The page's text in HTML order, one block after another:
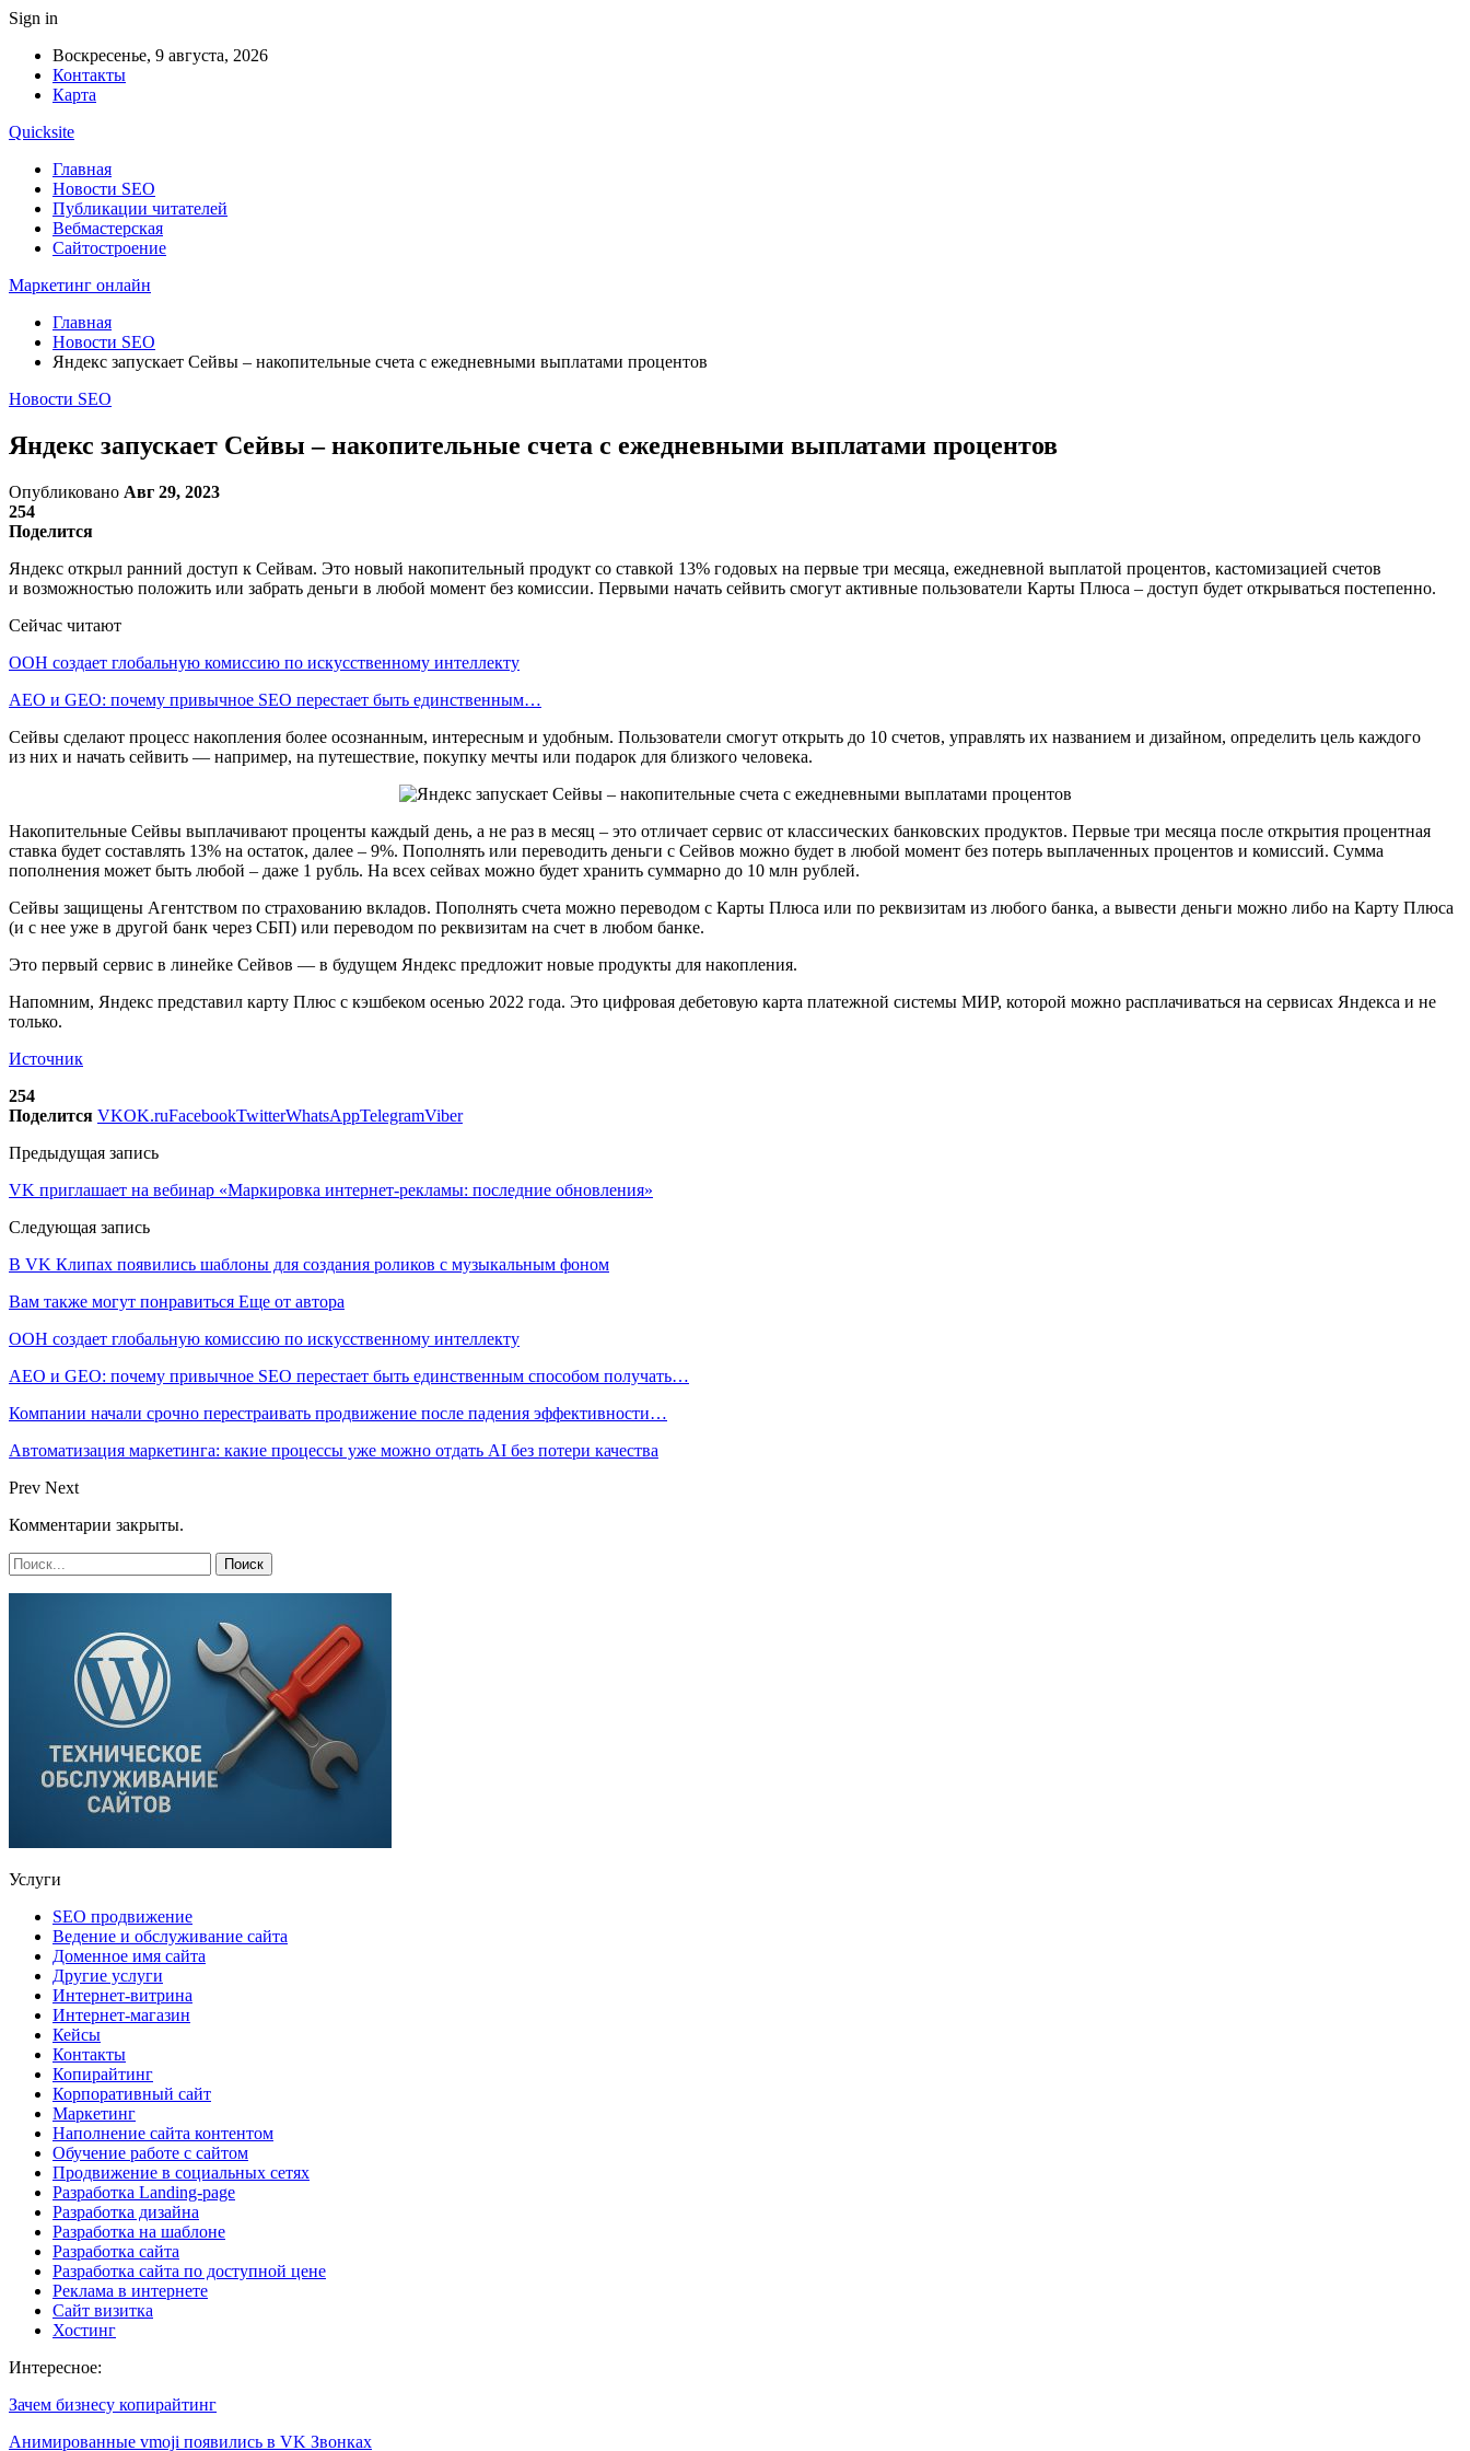
Sign in
Воскресенье, 9 августа, 2026
Контакты
Карта
Quicksite
Главная
Новости SEO
Публикации читателей
Вебмастерская
Сайтостроение
Маркетинг онлайн
Главная
Новости SEO
Яндекс запускает Сейвы – накопительные счета с ежедневными выплатами процентов
Новости SEO
Яндекс запускает Сейвы – накопительные счета с ежедневными выплатами процентов
Опубликовано Авг 29, 2023
254
Поделится
Яндекс открыл ранний доступ к Сейвам. Это новый накопительный продукт со ставкой 13% годовых на первые три месяца, ежедневной выплатой процентов, кастомизацией счетов
и возможностью положить или забрать деньги в любой момент без комиссии. Первыми начать сейвить смогут активные пользователи Карты Плюса – доступ будет открываться постепенно.
Сейчас читают
ООН создает глобальную комиссию по искусственному интеллекту
AEO и GEO: почему привычное SEO перестает быть единственным…
Сейвы сделают процесс накопления более осознанным, интересным и удобным. Пользователи смогут открыть до 10 счетов, управлять их названием и дизайном, определить цель каждого
из них и начать сейвить — например, на путешествие, покупку мечты или подарок для близкого человека.
Накопительные Сейвы выплачивают проценты каждый день, а не раз в месяц – это отличает сервис от классических банковских продуктов. Первые три месяца после открытия процентная
ставка будет составлять 13% на остаток, далее – 9%. Пополнять или переводить деньги с Сейвов можно будет в любой момент без потерь выплаченных процентов и комиссий. Сумма
пополнения может быть любой – даже 1 рубль. На всех сейвах можно будет хранить суммарно до 10 млн рублей.
Сейвы защищены Агентством по страхованию вкладов. Пополнять счета можно переводом с Карты Плюса или по реквизитам из любого банка, а вывести деньги можно либо на Карту Плюса
(и с нее уже в другой банк через СБП) или переводом по реквизитам на счет в любом банке.
Это первый сервис в линейке Сейвов — в будущем Яндекс предложит новые продукты для накопления.
Напомним, Яндекс представил карту Плюс с кэшбеком осенью 2022 года. Это цифровая дебетовую карта платежной системы МИР, которой можно расплачиваться на сервисах Яндекса и не
только.
Источник
254
Поделится VKOK.ruFacebookTwitterWhatsAppTelegramViber
Предыдущая запись
VK приглашает на вебинар «Маркировка интернет-рекламы: последние обновления»
Следующая запись
В VK Клипах появились шаблоны для создания роликов с музыкальным фоном
Вам также могут понравиться Еще от автора
ООН создает глобальную комиссию по искусственному интеллекту
AEO и GEO: почему привычное SEO перестает быть единственным способом получать…
Компании начали срочно перестраивать продвижение после падения эффективности…
Автоматизация маркетинга: какие процессы уже можно отдать AI без потери качества
Prev Next
Комментарии закрыты.
Услуги
SEO продвижение
Ведение и обслуживание сайта
Доменное имя сайта
Другие услуги
Интернет-витрина
Интернет-магазин
Кейсы
Контакты
Копирайтинг
Корпоративный сайт
Маркетинг
Наполнение сайта контентом
Обучение работе с сайтом
Продвижение в социальных сетях
Разработка Landing-page
Разработка дизайна
Разработка на шаблоне
Разработка сайта
Разработка сайта по доступной цене
Реклама в интернете
Сайт визитка
Хостинг
Интересное:
Зачем бизнесу копирайтинг
Анимированные vmoji появились в VK Звонках